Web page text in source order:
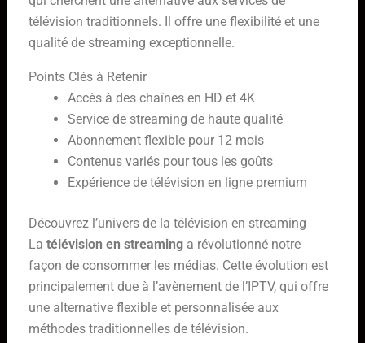
télévision traditionnels. Il offre une flexibilité et une
qualité de streaming exceptionnelle.
Points Clés à Retenir
Accès à des chaînes en HD et 4K
Service de streaming de haute qualité
Abonnement flexible pour 12 mois
Contenus variés pour tous les goûts
Expérience de télévision en ligne premium
Découvrez l’univers de la télévision en streaming
La télévision en streaminga révolutionné notre
façon de consommer les médias. Cette évolution est
principalement due à l’avènement de l’IPTV, qui offre
une alternative flexible et personnalisée aux
méthodes traditionnelles de télévision.